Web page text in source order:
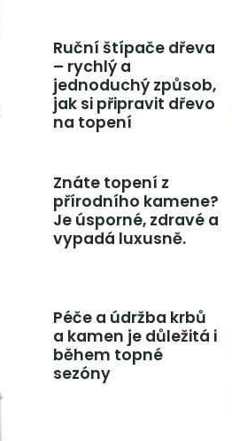
Ruční štípače dřeva
– rychlý a
jednoduchý způsob,
jak si připravit dřevo
na topení
Znáte topení z
přírodního kamene?
Je úsporné, zdravé a
vypadá luxusně.
Péče a údržba krbů
a kamen je důležitá i
během topné
sezóny